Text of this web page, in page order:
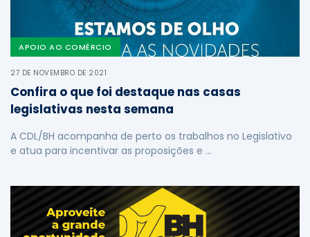
APOIO AO COMÉRCIO
27 DE NOVEMBRO DE 2021
Confira o que foi destaque nas casas
legislativas nesta semana
A CDL/BH acompanha de perto os trabalhos no Legislativo
e atua para incentivar as proposições e …